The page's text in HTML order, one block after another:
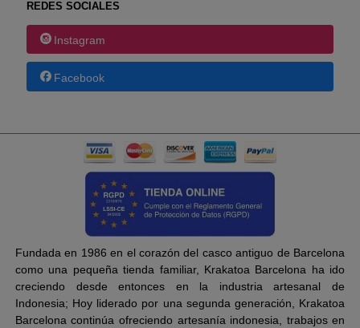
REDES SOCIALES
Instagram
Facebook
Fundada en 1986 en el corazón del casco antiguo de Barcelona
como una pequeña tienda familiar, Krakatoa Barcelona ha ido
creciendo desde entonces en la industria artesanal de
Indonesia; Hoy liderado por una segunda generación, Krakatoa
Barcelona continúa ofreciendo artesanía indonesia, trabajos en